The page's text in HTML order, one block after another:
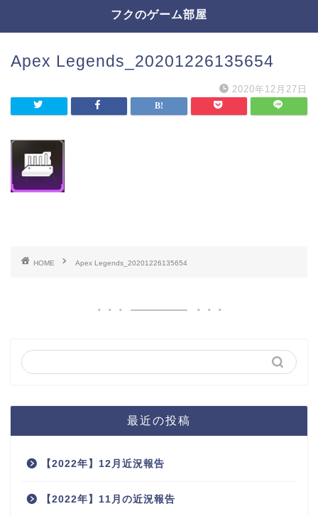
フクのゲーム部屋
Apex Legends_20201226135654
2020年12月27日
HOME Apex Legends_20201226135654
最近の投稿
【2022年】12月近況報告
【2022年】11月の近況報告